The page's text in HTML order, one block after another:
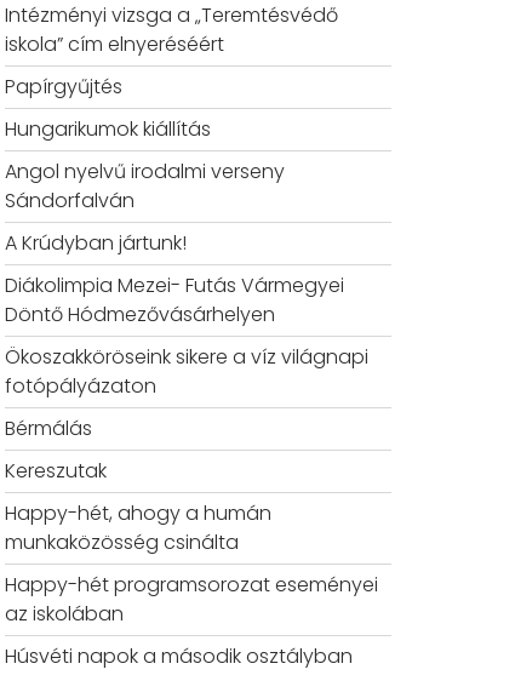
Intézményi vizsga a „Teremtésvédő
iskola” cím elnyeréséért
Papírgyűjtés
Hungarikumok kiállítás
Angol nyelvű irodalmi verseny
Sándorfalván
A Krúdyban jártunk!
Diákolimpia Mezei- Futás Vármegyei
Döntő Hódmezővásárhelyen
Ökoszakköröseink sikere a víz világnapi
fotópályázaton
Bérmálás
Kereszutak
Happy-hét, ahogy a humán
munkaközösség csinálta
Happy-hét programsorozat eseményei
az iskolában
Húsvéti napok a második osztályban